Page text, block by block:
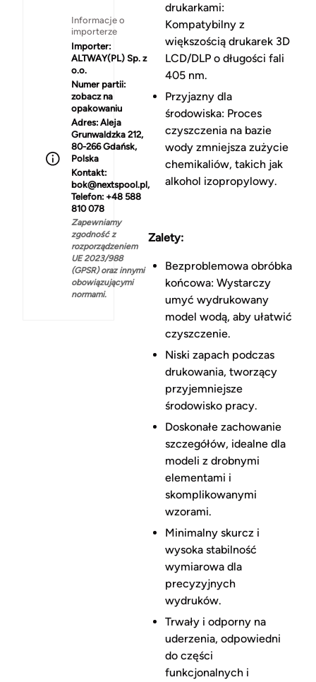
Informacje o
importerze
Importer:
ALTWAY(PL) Sp. z
o.o.
Numer partii:
zobacz na
opakowaniu
Adres: Aleja
Grunwaldzka 212,
80-266 Gdańsk,
Polska
Kontakt:
bok@nextspool.pl,
Telefon: +48 588
810 078
Zapewniamy
zgodność z
rozporządzeniem
UE 2023/988
(GPSR) oraz innymi
obowiązującymi
normami.
drukarkami:
Kompatybilny z
większością drukarek 3D
LCD/DLP o długości fali
405 nm.
Przyjazny dla
środowiska: Proces
czyszczenia na bazie
wody zmniejsza zużycie
chemikaliów, takich jak
alkohol izopropylowy.
Zalety:
Bezproblemowa obróbka
końcowa: Wystarczy
umyć wydrukowany
model wodą, aby ułatwić
czyszczenie.
Niski zapach podczas
drukowania, tworzący
przyjemniejsze
środowisko pracy.
Doskonałe zachowanie
szczegółów, idealne dla
modeli z drobnymi
elementami i
skomplikowanymi
wzorami.
Minimalny skurcz i
wysoka stabilność
wymiarowa dla
precyzyjnych
wydruków.
Trwały i odporny na
uderzenia, odpowiedni
do części
funkcjonalnych i